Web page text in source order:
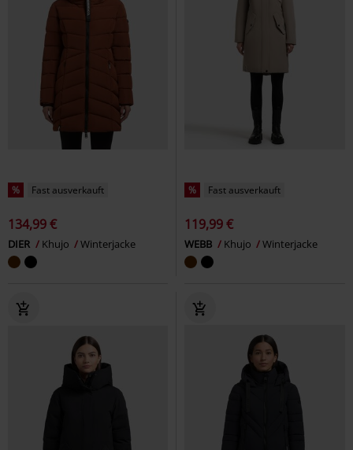
% Fast ausverkauft
134,99 €
DIER Khujo Winterjacke
% Fast ausverkauft
119,99 €
WEBB Khujo Winterjacke